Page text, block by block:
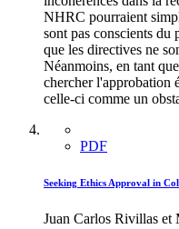
NHRC pourraient
sont pas conscients du
que les directives ne
Néanmoins, en tant
chercher l'approbation
celle-ci comme un
PDF
Seeking Ethics Approval in
Juan Carlos Rivillas et